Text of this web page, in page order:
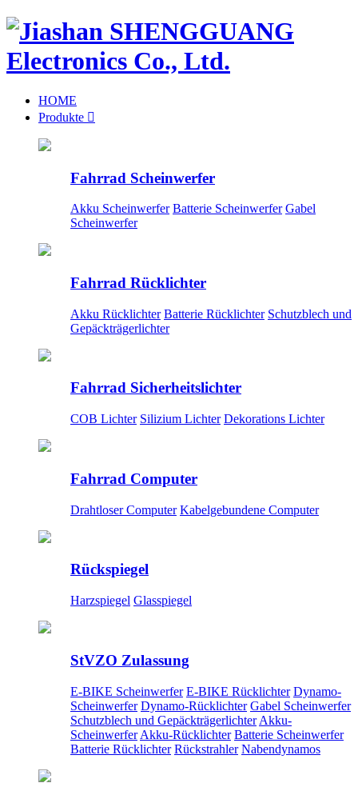
HOME
Produkte 
Fahrrad Scheinwerfer
Akku Scheinwerfer Batterie Scheinwerfer Gabel
Scheinwerfer
Fahrrad Rücklichter
Akku Rücklichter Batterie Rücklichter Schutzblech und
Gepäckträgerlichter
Fahrrad Sicherheitslichter
COB Lichter Silizium Lichter Dekorations Lichter
Fahrrad Computer
Drahtloser Computer Kabelgebundene Computer
Rückspiegel
Harzspiegel Glasspiegel
StVZO Zulassung
E-BIKE Scheinwerfer E-BIKE Rücklichter Dynamo-
Scheinwerfer Dynamo-Rücklichter Gabel Scheinwerfer
Schutzblech und Gepäckträgerlichter Akku-
Scheinwerfer Akku-Rücklichter Batterie Scheinwerfer
Batterie Rücklichter Rückstrahler Nabendynamos